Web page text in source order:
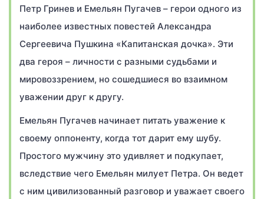
Петр Гринев и Емельян Пугачев – герои одного из
наиболее известных повестей Александра
Сергеевича Пушкина «Капитанская дочка». Эти
два героя – личности с разными судьбами и
мировоззрением, но сошедшиеся во взаимном
уважении друг к другу.
Емельян Пугачев начинает питать уважение к
своему оппоненту, когда тот дарит ему шубу.
Простого мужчину это удивляет и подкупает,
вследствие чего Емельян милует Петра. Он ведет
с ним цивилизованный разговор и уважает своего